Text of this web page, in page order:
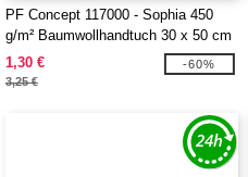
PF Concept 117000 - Sophia 450
g/m² Baumwollhandtuch 30 x 50 cm
1,30 €
3,25 €
-60%